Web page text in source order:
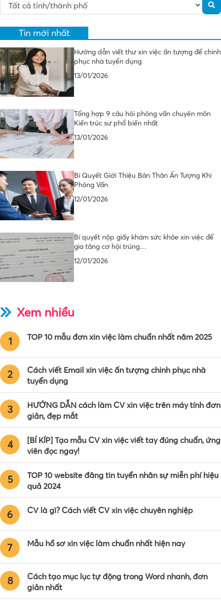
Tin mới nhất
Hướng dẫn viết thư xin việc ấn tượng để chinh
phục nhà tuyển dụng
13/01/2026
Tổng hợp 9 câu hỏi phỏng vấn chuyên môn
Kiến trúc sư phổ biến nhất
13/01/2026
Bí Quyết Giới Thiệu Bản Thân Ấn Tượng Khi
Phỏng Vấn
12/01/2026
Bí quyết nộp giấy khám sức khỏe xin việc để
gia tăng cơ hội trúng…
12/01/2026
Xem nhiều
1 TOP 10 mẫu đơn xin việc làm chuẩn nhất năm 2025
2
Cách viết Email xin việc ấn tượng chinh phục nhà
tuyển dụng
3
HƯỚNG DẪN cách làm CV xin việc trên máy tính đơn
giản, đẹp mắt
4
[BÍ KÍP] Tạo mẫu CV xin việc viết tay đúng chuẩn, ứng
viên đọc ngay!
5
TOP 10 website đăng tin tuyển nhân sự miễn phí hiệu
quả 2024
6 CV là gì? Cách viết CV xin việc chuyên nghiệp
7 Mẫu hồ sơ xin việc làm chuẩn nhất hiện nay
8
Cách tạo mục lục tự động trong Word nhanh, đơn
giản nhất